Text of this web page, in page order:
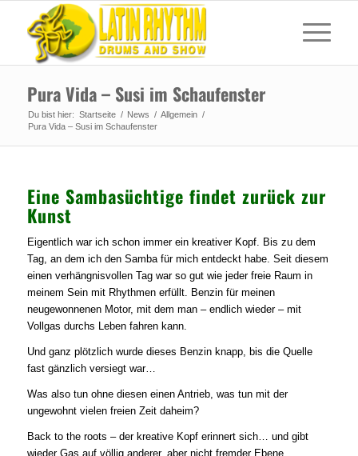
Pura Vida – Susi im Schaufenster
Du bist hier: Startseite / News / Allgemein /
Pura Vida – Susi im Schaufenster
Eine Sambasüchtige findet zurück zur
Kunst
Eigentlich war ich schon immer ein kreativer Kopf. Bis zu dem
Tag, an dem ich den Samba für mich entdeckt habe. Seit diesem
einen verhängnisvollen Tag war so gut wie jeder freie Raum in
meinem Sein mit Rhythmen erfüllt. Benzin für meinen
neugewonnenen Motor, mit dem man – endlich wieder – mit
Vollgas durchs Leben fahren kann.
Und ganz plötzlich wurde dieses Benzin knapp, bis die Quelle
fast gänzlich versiegt war…
Was also tun ohne diesen einen Antrieb, was tun mit der
ungewohnt vielen freien Zeit daheim?
Back to the roots – der kreative Kopf erinnert sich… und gibt
wieder Gas auf völlig anderer, aber nicht fremder Ebene.